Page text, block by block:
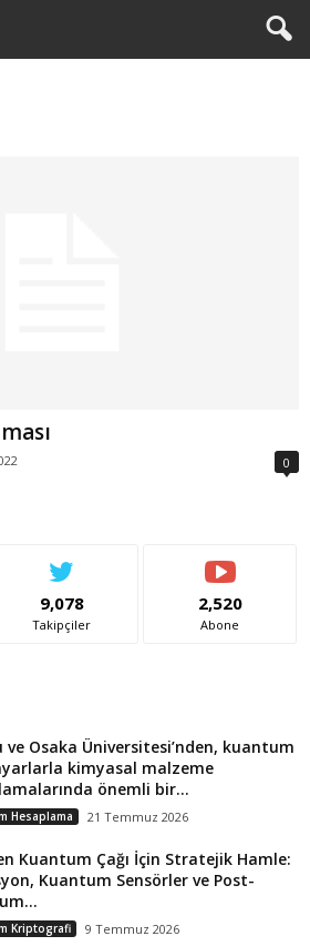
0
9,078
Takipçiler
2,520
Abone
ve Osaka Üniversitesi’nden, kuantum
kimyasal malzeme
önemli bir...
Hesaplama 21 Temmuz 2026
Kuantum Çağı İçin Stratejik Hamle:
Kuantum Sensörler ve Post-
Kriptografi 9 Temmuz 2026